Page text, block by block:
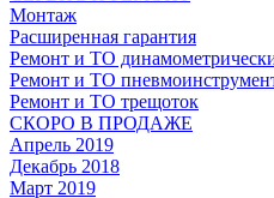
Монтаж
Расширенная гарантия
Ремонт и ТО
Ремонт и ТО
Ремонт и ТО трещоток
СКОРО В ПРОДАЖЕ
Апрель 2019
Декабрь 2018
Март 2019